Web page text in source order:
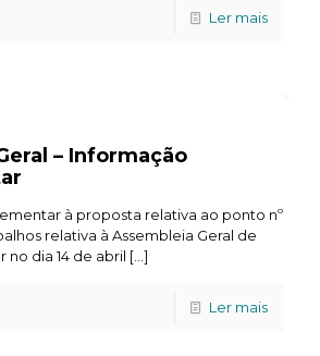
Ler mais
– Informação
à proposta relativa ao ponto nº
relativa à Assembleia Geral de
no dia 14 de abril […]
Ler mais